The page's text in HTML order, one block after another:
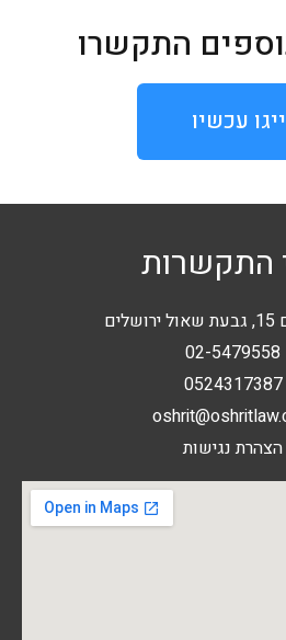
התקשרו
עכשיו
התקשרות
02-5479558
0524317387
הצהרת נגישות